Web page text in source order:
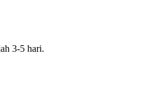
3-5 hari.